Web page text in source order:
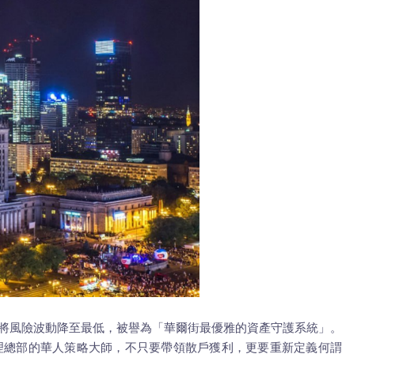
險波動降至最低，被譽為「華爾街最優雅的資產守護系統」。
部的華人策略大師，不只要帶領散戶獲利，更要重新定義何謂